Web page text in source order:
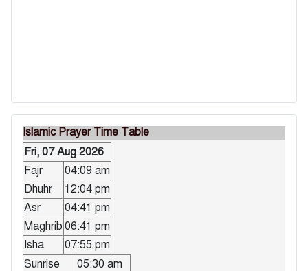
Islamic Prayer Time Table
Fri, 07 Aug 2026
Fajr
04:09 am
Dhuhr
12:04 pm
Asr
04:41 pm
Maghrib 06:41 pm
Isha
07:55 pm
Sunrise
05:30 am